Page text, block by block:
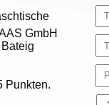
GmbH
Punkten.